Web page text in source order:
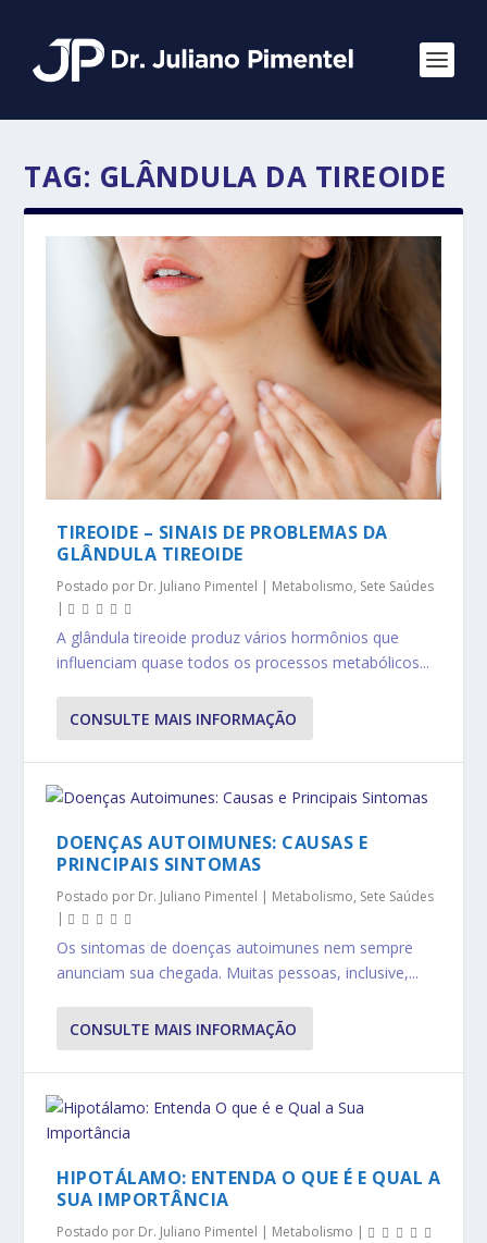
TAG: GLÂNDULA DA TIREOIDE
TIREOIDE – SINAIS DE PROBLEMAS DA
GLÂNDULA TIREOIDE
Postado por Dr. Juliano Pimentel | Metabolismo, Sete Saúdes
|
A glândula tireoide produz vários hormônios que
influenciam quase todos os processos metabólicos...
CONSULTE MAIS INFORMAÇÃO
DOENÇAS AUTOIMUNES: CAUSAS E
PRINCIPAIS SINTOMAS
Postado por Dr. Juliano Pimentel | Metabolismo, Sete Saúdes
|
Os sintomas de doenças autoimunes nem sempre
anunciam sua chegada. Muitas pessoas, inclusive,...
CONSULTE MAIS INFORMAÇÃO
HIPOTÁLAMO: ENTENDA O QUE É E QUAL A
SUA IMPORTÂNCIA
Postado por Dr. Juliano Pimentel | Metabolismo |